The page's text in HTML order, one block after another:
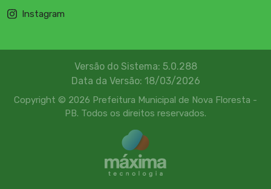
Instagram
Versão do Sistema: 5.0.288
Data da Versão: 18/03/2026
Copyright © 2026 Prefeitura Municipal de Nova Floresta -
PB. Todos os direitos reservados.